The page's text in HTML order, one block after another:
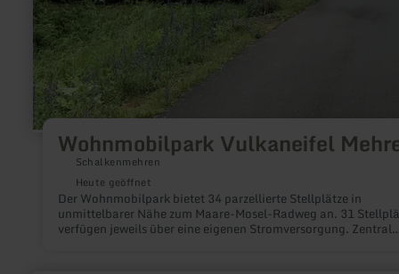
Wohnmobilpark Vulkaneifel
Schalkenmehren
Heute geöffnet
Der Wohnmobilpark bietet 34 parzellierte Stellplätze in
unmittelbarer Nähe zum Maare-Mosel-Radweg an. 31
verfügen jeweils über eine eigenen Stromversorgung. Zentral